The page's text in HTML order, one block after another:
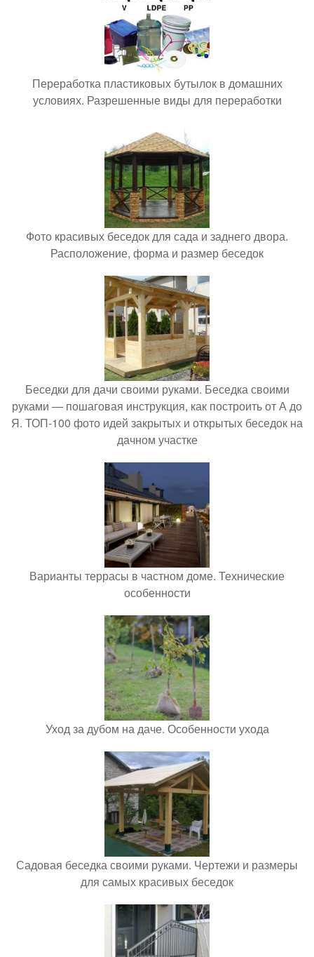
Переработка пластиковых бутылок в домашних
условиях. Разрешенные виды для переработки
Фото красивых беседок для сада и заднего двора.
Расположение, форма и размер беседок
Беседки для дачи своими руками. Беседка своими
руками — пошаговая инструкция, как построить от А до
Я. ТОП-100 фото идей закрытых и открытых беседок на
дачном участке
Варианты террасы в частном доме. Технические
особенности
Уход за дубом на даче. Особенности ухода
Садовая беседка своими руками. Чертежи и размеры
для самых красивых беседок